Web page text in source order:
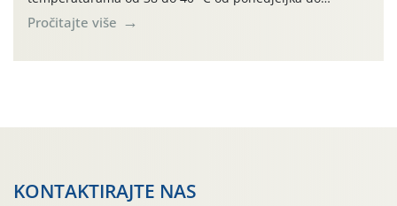
četvrtka, uz povećan rizik od toplinskog stresa za vinovu
lozu. U petak i subotu očekuje se osvježenje uz
Pročitajte više
KONTAKTIRAJTE NAS